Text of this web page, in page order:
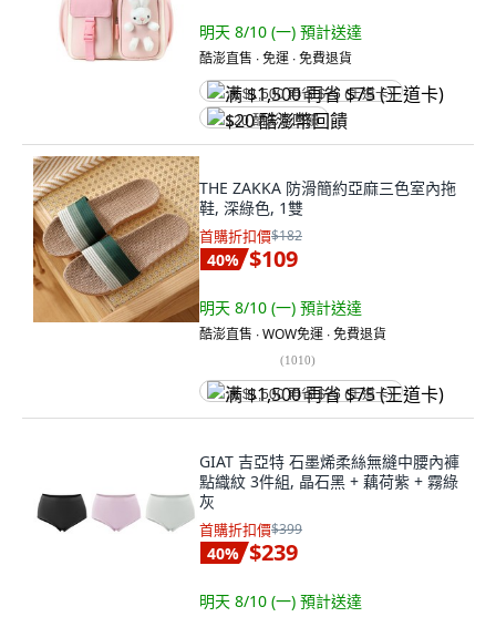
明天 8/10 (一) 預計送達
酷澎直售 ∙ 免運 ∙ 免費退貨
满 $1,500 再省 $75 (王道卡)
$20 酷澎幣回饋
THE ZAKKA 防滑簡約亞麻三色室內拖
鞋, 深綠色, 1雙
首購折扣價$182
40% $109
明天 8/10 (一) 預計送達
酷澎直售 ∙ WOW免運 ∙ 免費退貨
(1010)
满 $1,500 再省 $75 (王道卡)
GIAT 吉亞特 石墨烯柔絲無縫中腰內褲
點織紋 3件組, 晶石黑 + 藕荷紫 + 霧綠
灰
首購折扣價$399
40% $239
明天 8/10 (一) 預計送達